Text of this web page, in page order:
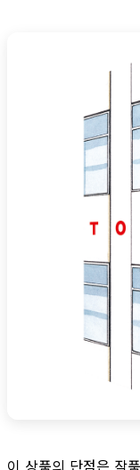
이 상품의 단점은 작